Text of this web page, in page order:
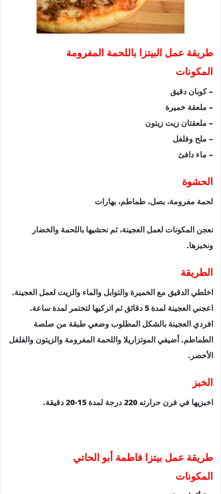
طريقة عمل البيتزا باللحمة المفرومة
المكونات
– كوبان دقيق
– ملعقة خميرة
– ملعقتان زيت زيتون
– ملح وفلفل
– ماء دافئ
الحشوة
لحمة مفرومة، بصل، طماطم، بهارات
نعجن المكونات لعمل العجينة، ثم نحشيها باللحمة والخضار
ونخبزها.
الطريقة
اخلطي الدقيق مع الخميرة والتوابل والماء والزيت لعمل العجينة.
اعجني العجينة لمدة 5 دقائق ثم اتركيها لتختمر لمدة ساعة.
افردي العجينة بالشكل المطلوب وضعي طبقة من صلصة
الطماطم. أضيفي الموتزاريلا واللحمة المفرومة والزيتون والفلفل
الأخضر.
الخبز
اخبزيها في فرن حرارته 220 درجة لمدة 15-20 دقيقة.
طريقة عمل بيتزا فاطمة أبو الحاتي
المكونات